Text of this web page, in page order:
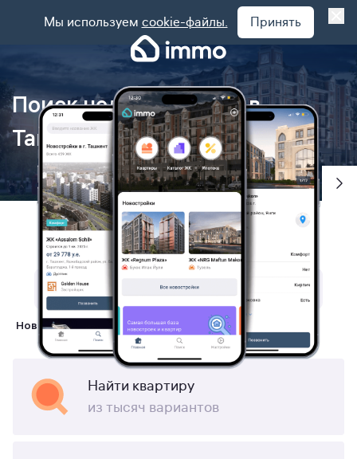
Мы используем cookie-файлы. Принять
Поиск недвижимости в
Ташкенте
г. Ташкент
Новостройки Ипотека Ремонт
Найти квартиру
из тысяч вариантов